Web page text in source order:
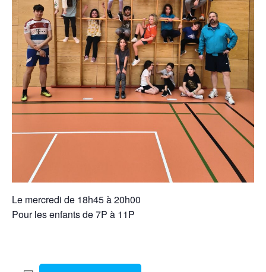
Le mercredi de 18h45 à 20h00
Pour les enfants de 7P à 11P